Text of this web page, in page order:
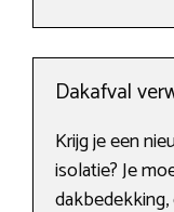
Dakafval
Krijg je een
isolatie? Je